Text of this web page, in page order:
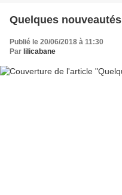
Quelques nouveautés
Publié le 20/06/2018 à 11:30
Par lilicabane